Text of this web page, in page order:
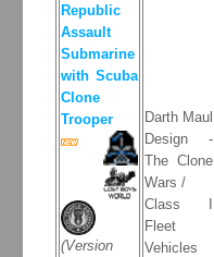
Republic
Assault
Submarine
with Scuba
Clone
Trooper
(Version
Darth Maul
Design -
The Clone
Wars /
Class I
Fleet
Vehicles